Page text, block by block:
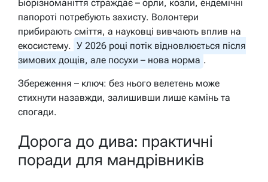
Біорізноманіття страждає – орли, козли, ендемічні
папороті потребують захисту. Волонтери
прибирають сміття, а науковці вивчають вплив на
екосистему. У 2026 році потік відновлюється після
зимових дощів, але посухи – нова норма .
Збереження – ключ: без нього велетень може
стихнути назавжди, залишивши лише камінь та
спогади.
Дорога до дива: практичні
поради для мандрівників